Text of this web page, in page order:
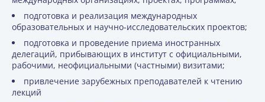
подготовка и реализация международных
образовательных и научно-исследовательских проектов;
подготовка и проведение приема иностранных
делегаций, прибывающих в институт с официальными,
рабочими, неофициальными (частными) визитами;
привлечение зарубежных преподавателей к чтению
лекций